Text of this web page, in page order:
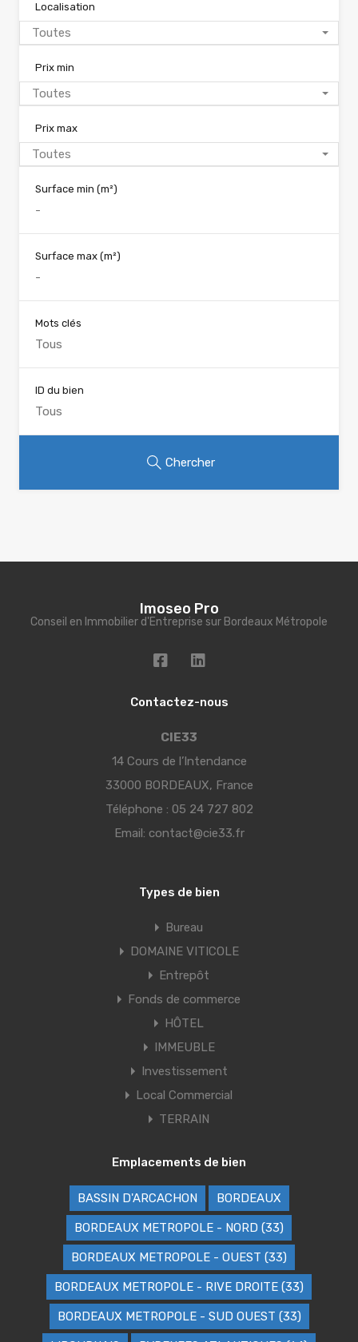
Localisation
Toutes
Prix min
Toutes
Prix max
Toutes
Surface min (m²)
Surface max (m²)
Mots clés
ID du bien
Chercher
Imoseo Pro
Conseil en Immobilier d'Entreprise sur Bordeaux Métropole
Contactez-nous
CIE33
14 Cours de l’Intendance
33000 BORDEAUX, France
Téléphone : 05 24 727 802
Email: contact@cie33.fr
Types de bien
Bureau
DOMAINE VITICOLE
Entrepôt
Fonds de commerce
HÔTEL
IMMEUBLE
Investissement
Local Commercial
TERRAIN
Emplacements de bien
BASSIN D'ARCACHON BORDEAUX
BORDEAUX METROPOLE - NORD (33)
BORDEAUX METROPOLE - OUEST (33)
BORDEAUX METROPOLE - RIVE DROITE (33)
BORDEAUX METROPOLE - SUD OUEST (33)